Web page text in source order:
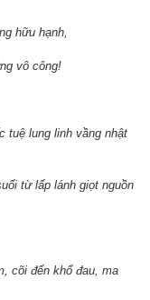
hữu hạnh,
công!
tuệ lung linh vầng nhật
lánh giọt nguồn
khổ đau, ma